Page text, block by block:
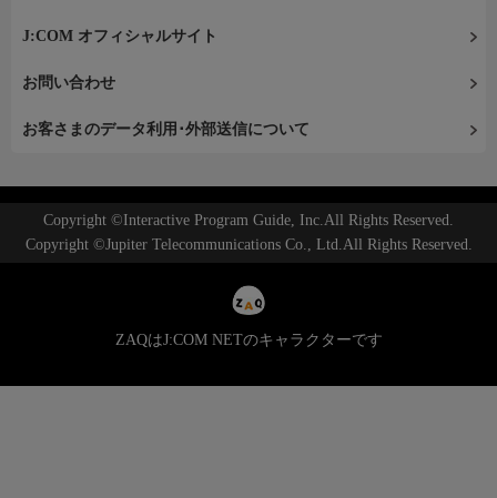
J:COM オフィシャルサイト
お問い合わせ
お客さまのデータ利用･外部送信について
Copyright ©Interactive Program Guide, Inc.All Rights Reserved.
Copyright ©Jupiter Telecommunications Co., Ltd.All Rights Reserved.
ZAQはJ:COM NETのキャラクターです